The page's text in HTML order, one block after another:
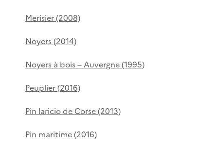
Merisier (2008)
Noyers (2014)
Noyers à bois – Auvergne (1995)
Peuplier (2016)
Pin laricio de Corse (2013)
Pin maritime (2016)